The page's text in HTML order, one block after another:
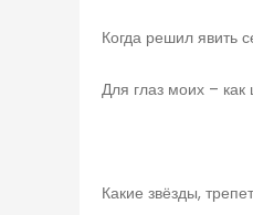
Когда решил явить
Для глаз моих –
Какие звёзды,